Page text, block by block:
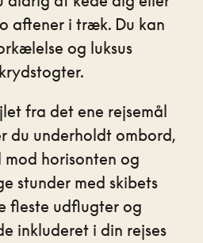
aftener i træk. Du kan
og luksus
fra det ene rejsemål
du underholdt ombord,
horisonten og
stunder med skibets
fleste udflugter og
inkluderet i din rejses